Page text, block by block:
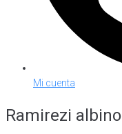
Mi cuenta
Ramirezi albino